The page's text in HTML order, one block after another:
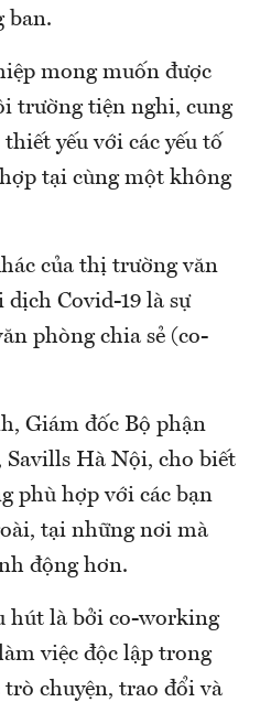
ban.
mong muốn được
trường tiện nghi, cung
yếu với các yếu tố
tại cùng một không
của thị trường văn
dịch Covid-19 là sự
phòng chia sẻ (co-
Giám đốc Bộ phận
Hà Nội, cho biết
phù hợp với các bạn
tại những nơi mà
động hơn.
hút là bởi co-working
việc độc lập trong
chuyện, trao đổi và